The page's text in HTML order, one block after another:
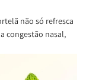
não só refresca
congestão nasal,